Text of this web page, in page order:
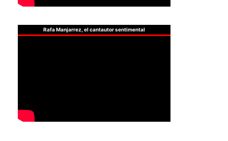
Rafa Manjarrez, el cantautor sentimental